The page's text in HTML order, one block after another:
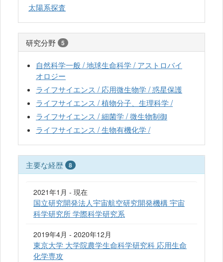
太陽系探査
研究分野 5
自然科学一般 / 地球生命科学 / アストロバイ
オロジー
ライフサイエンス / 応用微生物学 / 惑星保護
ライフサイエンス / 植物分子、生理科学 /
ライフサイエンス / 細菌学 / 微生物制御
ライフサイエンス / 生物有機化学 /
主要な経歴 8
2021年1月 - 現在
国立研究開発法人宇宙航空研究開発機構 宇宙
科学研究所 学際科学研究系
2019年4月 - 2020年12月
東京大学 大学院農学生命科学研究科 応用生命
化学専攻